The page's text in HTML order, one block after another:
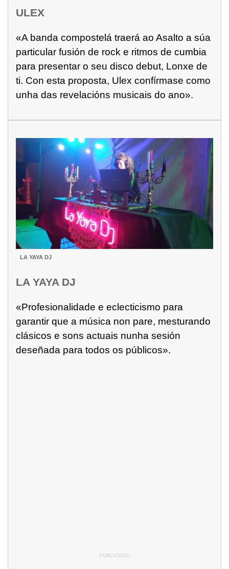
ULEX
«A banda compostelá traerá ao Asalto a súa
particular fusión de rock e ritmos de cumbia
para presentar o seu disco debut, Lonxe de
ti. Con esta proposta, Ulex confírmase como
unha das revelacións musicais do ano».
LA YAYA DJ
LA YAYA DJ
«Profesionalidade e eclecticismo para
garantir que a música non pare, mesturando
clásicos e sons actuais nunha sesión
deseñada para todos os públicos».